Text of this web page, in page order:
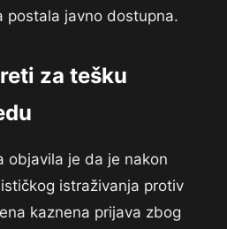
postala javno dostupna.
za tešku
objavila je da je nakon
istraživanja protiv
kaznena prijava zbog